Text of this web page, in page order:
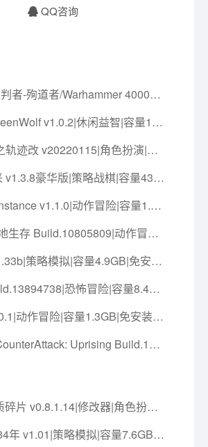
QQ咨询
战锤40K：审判者-殉道者/Warhammer 40000 Inquisitor Martyr v2.9.1|角色扮演|容量80.1GB|免安装绿色中文版|支持键盘.鼠标.手柄
屏幕有狼/ScreenWolf v1.0.2|休闲益智|容量113MB|免安装绿色中文版|支持键盘.鼠标
英雄传说:碧之轨迹改 v20220115|角色扮演|容量21.4GB|免安装绿色中文版|支持键盘.鼠标.手柄
死灵法师归来 v1.3.8豪华版|策略战棋|容量433MB|中文免安装|支持键盘.鼠标
康斯坦丝/Constance v1.1.0|动作冒险|容量1.6GB|免安装绿色中文版|支持键盘.鼠标.手柄
末日降临: 绝地生存 Build.10805809|动作冒险|容量968MB|免安装绿色中文版|支持键盘.鼠标
异种航员2 v1.33b|策略模拟|容量4.9GB|免安装绿色中文版|支持键盘.鼠标
杀死公主 Build.13894738|恐怖冒险|容量8.4GB|免安装绿色英文版|支持键盘.鼠标
堕落骑士 v1.0.1|动作冒险|容量1.3GB|免安装绿色中文版|支持键盘.鼠标.手柄
反击：起义/CounterAttack: Uprising Build.17823051|动作冒险|容量2.3GB|免安装绿色中文版|支持键盘.鼠标.手柄
紫色晶石/石质碎片 v0.8.1.14|修改器|角色扮演|容量384MB|免安装绿色中文版|支持键盘.鼠标
粗暴的正义: 84年 v1.01|策略模拟|容量7.6GB|免安装绿色中文版|支持键盘.鼠标